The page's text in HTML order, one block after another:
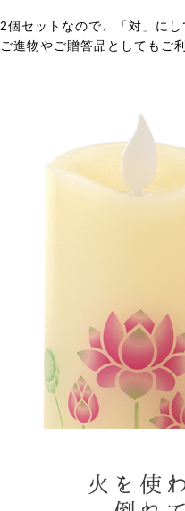
2個セットなので、「対」に
ご進物やご贈答品としてもご